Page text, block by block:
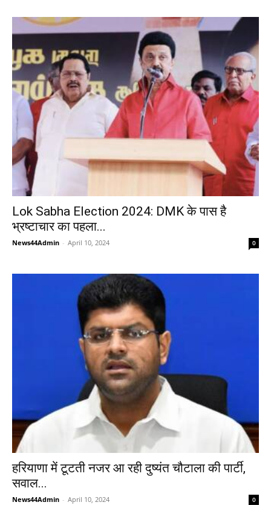
Lok Sabha Election 2024: DMK के पास है
भ्रष्टाचार का पहला...
News44Admin - April 10, 2024 0
हरियाणा में टूटती नजर आ रही दुष्यंत चौटाला की पार्टी,
सवाल...
News44Admin - April 10, 2024 0